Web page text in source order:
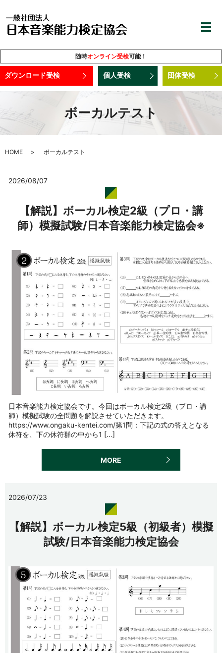
随時オンライン受検可能！
ダウンロード受検 個人受検 団体受検
ボーカルテスト
HOME ボーカルテスト
2026/08/07
【解説】ボーカル検定2級（プロ・講
師）模擬試験/日本音楽能力検定協会※
日本音楽能力検定協会です。今回はボーカル検定2級（プロ・講
師）模擬試験の全問題を解説させていただきます。
https://www.ongaku-kentei.com/第1問：下記の式の答えとなる
休符を、下の休符群の中から1 […]
MORE
2026/07/23
【解説】ボーカル検定5級（初級者）模擬
試験/日本音楽能力検定協会